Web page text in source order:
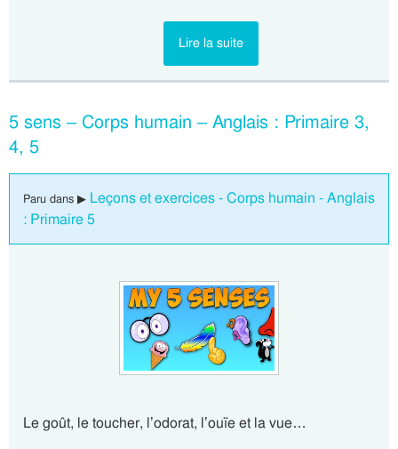
Lire la suite
5 sens – Corps humain – Anglais : Primaire 3,
4, 5
Paru dans ▶ Leçons et exercices - Corps humain - Anglais
: Primaire 5
Le goût, le toucher, l’odorat, l’ouïe et la vue…